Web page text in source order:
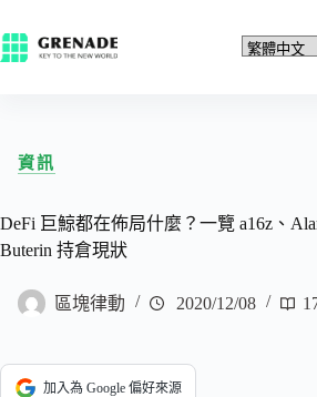
資訊
DeFi 巨鯨都在佈局什麼？一覽 a16z、
Buterin 持倉現狀
區塊律動 2020/12/08
加入為 Google 偏好來源